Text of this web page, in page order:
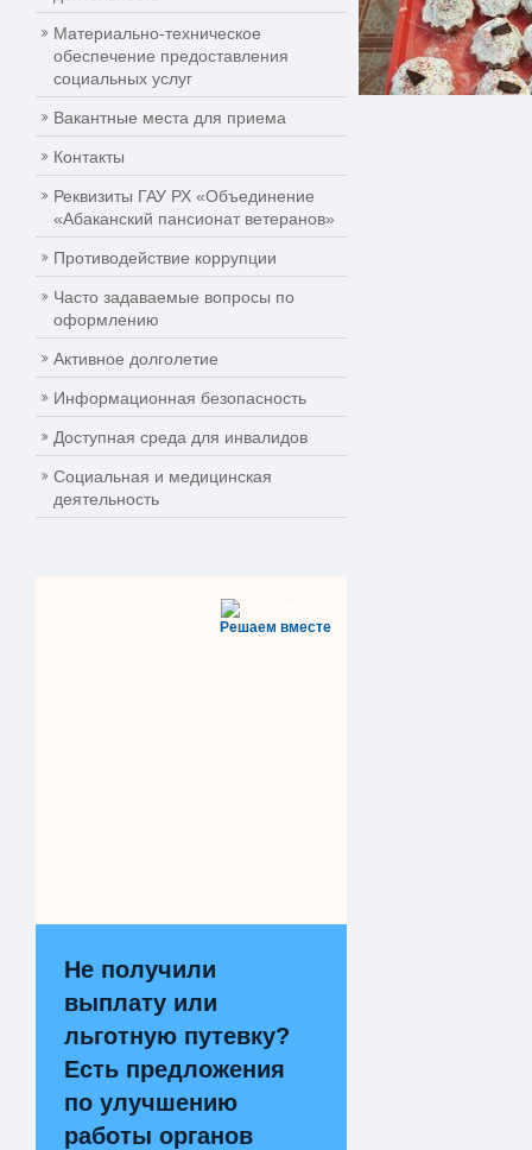
Материально-техническое
обеспечение предоставления
социальных услуг
Вакантные места для приема
Контакты
Реквизиты ГАУ РХ «Объединение
«Абаканский пансионат ветеранов»
Противодействие коррупции
Часто задаваемые вопросы по
оформлению
Активное долголетие
Информационная безопасность
Доступная среда для инвалидов
Социальная и медицинская
деятельность
Решаем вместе
Не получили
выплату или
льготную путевку?
Есть предложения
по улучшению
работы органов